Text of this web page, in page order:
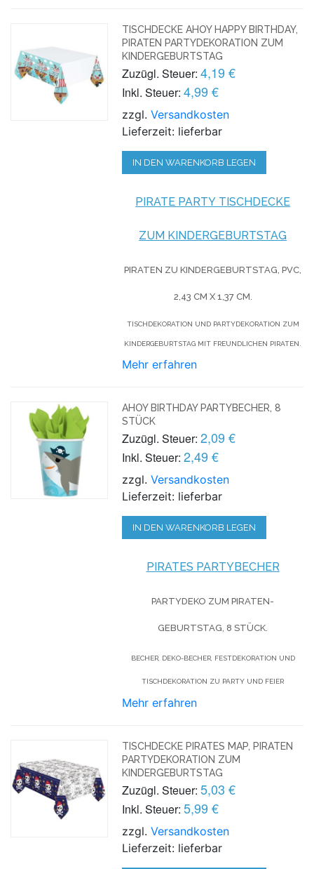
TISCHDECKE AHOY HAPPY BIRTHDAY,
PIRATEN PARTYDEKORATION ZUM
KINDERGEBURTSTAG
Zuzügl. Steuer: 4,19 €
Inkl. Steuer: 4,99 €
zzgl.Versandkosten
Lieferzeit: lieferbar
IN DEN WARENKORB LEGEN
PIRATE PARTY TISCHDECKE
ZUM KINDERGEBURTSTAG
PIRATEN ZU KINDERGEBURTSTAG, PVC,
2,43 CM X 1,37 CM.
TISCHDEKORATION UND PARTYDEKORATION ZUM
KINDERGEBURTSTAG MIT FREUNDLICHEN PIRATEN.
Mehr erfahren
AHOY BIRTHDAY PARTYBECHER, 8
STÜCK
Zuzügl. Steuer: 2,09 €
Inkl. Steuer: 2,49 €
zzgl.Versandkosten
Lieferzeit: lieferbar
IN DEN WARENKORB LEGEN
PIRATES PARTYBECHER
PARTYDEKO ZUM PIRATEN-
GEBURTSTAG, 8 STÜCK.
BECHER, DEKO-BECHER, FESTDEKORATION UND
TISCHDEKORATION ZU PARTY UND FEIER
Mehr erfahren
TISCHDECKE PIRATES MAP, PIRATEN
PARTYDEKORATION ZUM
KINDERGEBURTSTAG
Zuzügl. Steuer: 5,03 €
Inkl. Steuer: 5,99 €
zzgl.Versandkosten
Lieferzeit: lieferbar